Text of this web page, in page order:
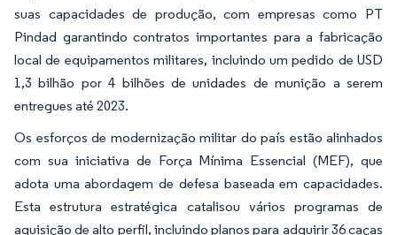
suas capacidades de produção, com empresas como PT
Pindad garantindo contratos importantes para a fabricação
local de equipamentos militares, incluindo um pedido de USD
1,3 bilhão por 4 bilhões de unidades de munição a serem
entregues até 2023.
Os esforços de modernização militar do país estão alinhados
com sua iniciativa de Força Mínima Essencial (MEF), que
adota uma abordagem de defesa baseada em capacidades.
Esta estrutura estratégica catalisou vários programas de
aquisição de alto perfil, incluindo planos para adquirir 36 caças